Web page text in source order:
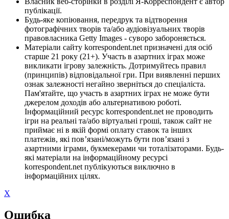
публікації.
Будь-яке копіювання, передрук та відтворення
фотографічних творів та/або аудіовізуальних творів
правовласника Getty Images - суворо забороняється.
Матеріали сайту korrespondent.net призначені для осіб
старше 21 року (21+). Участь в азартних іграх може
викликати ігрову залежність. Дотримуйтесь правил
(принципів) відповідальної гри. При виявленні перших
ознак залежності негайно зверніться до спеціаліста.
Пам'ятайте, що участь в азартних іграх не може бути
джерелом доходів або альтернативою роботі.
Інформаційний ресурс korrespondent.net не проводить
ігри на реальні та/або віртуальні гроші, також сайт не
приймає ні в якій формі оплату ставок та інших
платежів, які пов’язані/можуть бути пов’язані з
азартними іграми, букмекерами чи тоталізаторами. Будь-
які матеріали на інформаційному ресурсі
korrespondent.net публікуються виключно в
інформаційних цілях.
X
Ошибка